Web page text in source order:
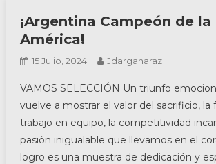
¡Argentina Campeón de la
América!
15 Julio, 2024 Jdarganaraz
VAMOS SELECCIÓN Un triunfo
vuelve a mostrar el valor del sacrificio, la
trabajo en equipo, la competitividad
pasión inigualable que llevamos en el
logro es una muestra de dedicación y